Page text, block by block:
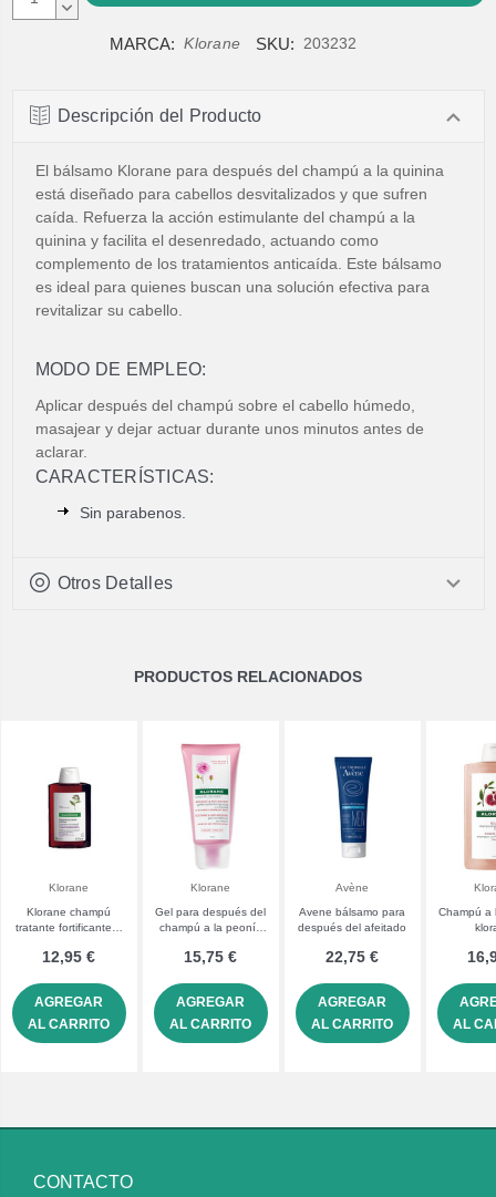
CANTIDAD:
DISMINUIR
MARCA: Klorane SKU: 203232
Descripción del Producto
El bálsamo Klorane para después del champú a la quinina
está diseñado para cabellos desvitalizados y que sufren
caída. Refuerza la acción estimulante del champú a la
quinina y facilita el desenredado, actuando como
complemento de los tratamientos anticaída. Este bálsamo
es ideal para quienes buscan una solución efectiva para
revitalizar su cabello.
MODO DE EMPLEO:
Aplicar después del champú sobre el cabello húmedo,
masajear y dejar actuar durante unos minutos antes de
aclarar.
CARACTERÍSTICAS:
Sin parabenos.
Otros Detalles
PRODUCTOS RELACIONADOS
Klorane
Klorane champú
tratante fortificante a
vitaminas b
12,95 €
AGREGAR
AL CARRITO
Klorane
Gel para después del
champú a la peonía
15,75 €
AGREGAR
AL CARRITO
Avène
Avene bálsamo para
después del afeitado
22,75 €
AGREGAR
AL CARRITO
Champú a
AL
CONTACTO